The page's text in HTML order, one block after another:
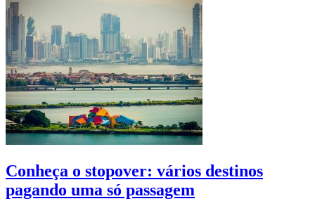
Conheça o stopover: vários destinos
pagando uma só passagem